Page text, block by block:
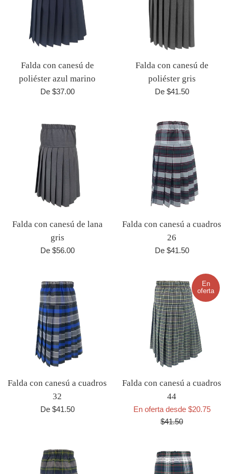
Falda con canesú de
poliéster azul marino
De $37.00
Falda con canesú de
poliéster gris
De $41.50
Falda con canesú de lana
gris
De $56.00
Falda con canesú a cuadros
26
De $41.50
Falda con canesú a cuadros
32
De $41.50
Falda con canesú a cuadros
44
En oferta desde $20.75
$41.50
En
oferta